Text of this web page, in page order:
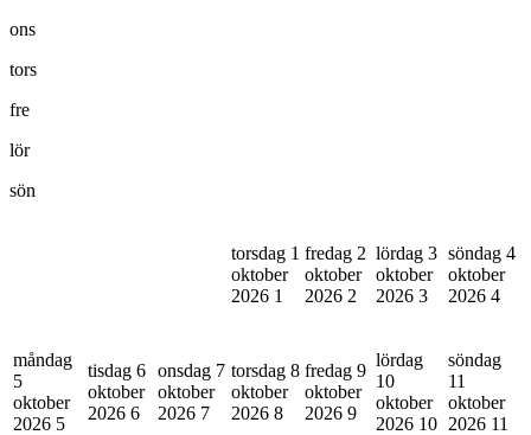
ons
tors
fre
lör
sön
torsdag 1
oktober
2026 1
fredag 2
oktober
2026 2
lördag 3
oktober
2026 3
söndag 4
oktober
2026 4
måndag
5
oktober
2026 5
tisdag 6
oktober
2026 6
onsdag 7
oktober
2026 7
torsdag 8
oktober
2026 8
fredag 9
oktober
2026 9
lördag
10
oktober
2026 10
söndag
11
oktober
2026 11